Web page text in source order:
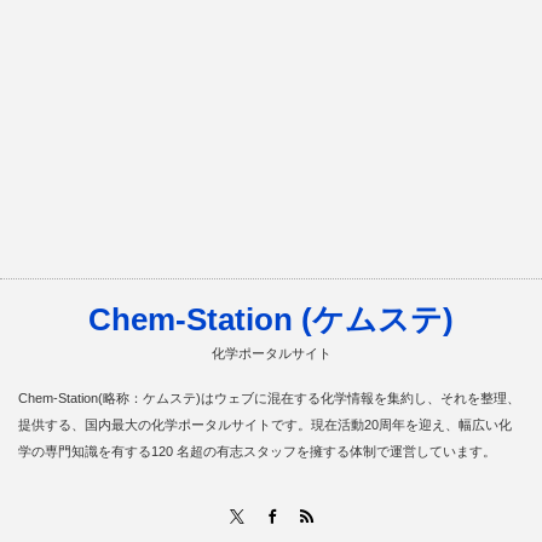
Chem-Station (ケムステ)
化学ポータルサイト
Chem-Station(略称：ケムステ)はウェブに混在する化学情報を集約し、それを整理、
提供する、国内最大の化学ポータルサイトです。現在活動20周年を迎え、幅広い化
学の専門知識を有する120 名超の有志スタッフを擁する体制で運営しています。
Facebook